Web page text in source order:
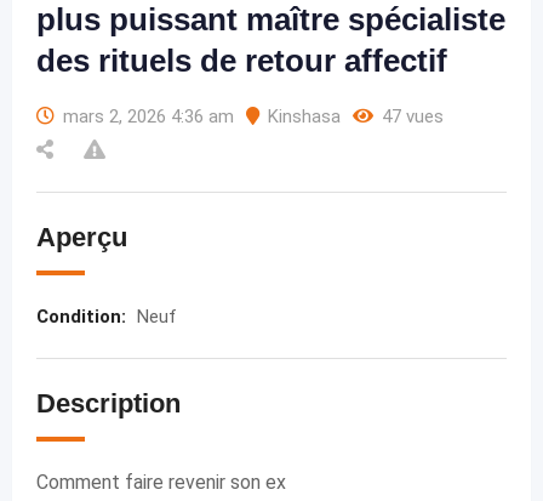
plus puissant maître spécialiste
des rituels de retour affectif
mars 2, 2026 4:36 am Kinshasa 47 vues
Aperçu
Condition: Neuf
Description
Comment faire revenir son ex